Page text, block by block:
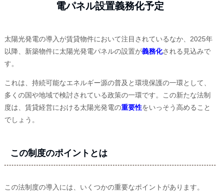
電パネル設置義務化予定
太陽光発電の導入が賃貸物件において注目されているなか、2025年
以降、新築物件に太陽光発電パネルの設置が義務化される見込みで
す。
これは、持続可能なエネルギー源の普及と環境保護の一環として、
多くの国や地域で検討されている政策の一環です。この新たな法制
度は、賃貸経営における太陽光発電の重要性をいっそう高めること
でしょう。
この制度のポイントとは
この法制度の導入には、いくつかの重要なポイントがあります。